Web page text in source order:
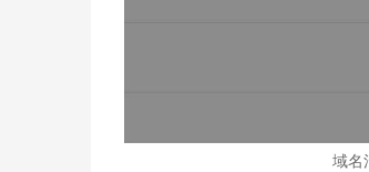
域名